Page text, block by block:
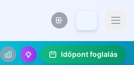
Időpont foglalás